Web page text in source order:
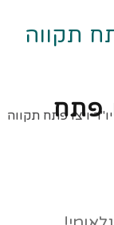
תקווה
ויצו פתח תקווה
פתח